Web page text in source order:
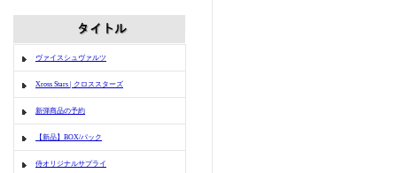
ヴァイスシュヴァルツ
Xross Stars | クロススターズ
新弾商品の予約
【新品】BOX/パック
侍オリジナルサプライ